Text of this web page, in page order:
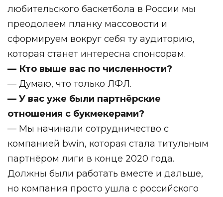
любительского баскетбола в России мы
преодолеем планку массовости и
сформируем вокруг себя ту аудиторию,
которая станет интересна спонсорам.
— Кто выше вас по численности?
— Думаю, что только ЛФЛ.
— У вас уже были партнёрские
отношения с букмекерами?
— Мы начинали сотрудничество с
компанией bwin, которая стала титульным
партнёром лиги в конце 2020 года.
Должны были работать вместе и дальше,
но компания просто ушла с российского